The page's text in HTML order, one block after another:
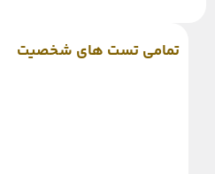
تمامی تست های شخصیت